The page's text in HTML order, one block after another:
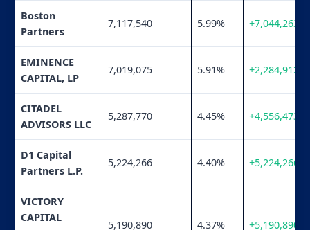
Boston
Partners
7,117,540 5.99% +7,044,263
EMINENCE
CAPITAL, LP
7,019,075 5.91% +2,284,912
CITADEL
ADVISORS LLC
5,287,770 4.45% +4,556,473
D1 Capital
Partners L.P.
5,224,266 4.40% +5,224,266
VICTORY
CAPITAL
5,190,890 4.37% +5,190,890